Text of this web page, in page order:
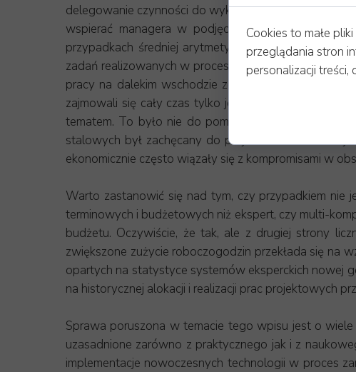
delegowanie czynności do wykonania
wspierać managera w podjęciu racjonalnej decyzji
przypadkach średniej arytmetycznej. Co ważne,
zadań realizowanych w procesie projektowania ale
pracy na dalekim wschodzie zetknąłem się po raz
zajmowali się cały czas tylko jednym rodzajem
tematem. To było nie do pomyślenia w polskich
stalowych był zachęcany do projektowania
ekonomicznie często wiązały się z kompromisami w
Warto zastanowić się nad tym, czy przypadkiem
terminowych i budżetowych niż ekspert, czy multi-
budżetu. Oczywiście, że tak, ale z drugiej strony
zwiększone zużycie roboczogodzin przekłada się na
opartych na statystyce systemów eksperckich nowej
na historycznej alokacji i realizacji prac projektowych
Sprawa poruszona w temacie tego wpisu jest o
uzasadnione zarówno z praktycznego jak i z
implementacje nowoczesnych technologii w proces
Cookies to małe
przeglądania stron
personalizacji treści,